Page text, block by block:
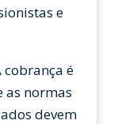
e
é
as normas
devem